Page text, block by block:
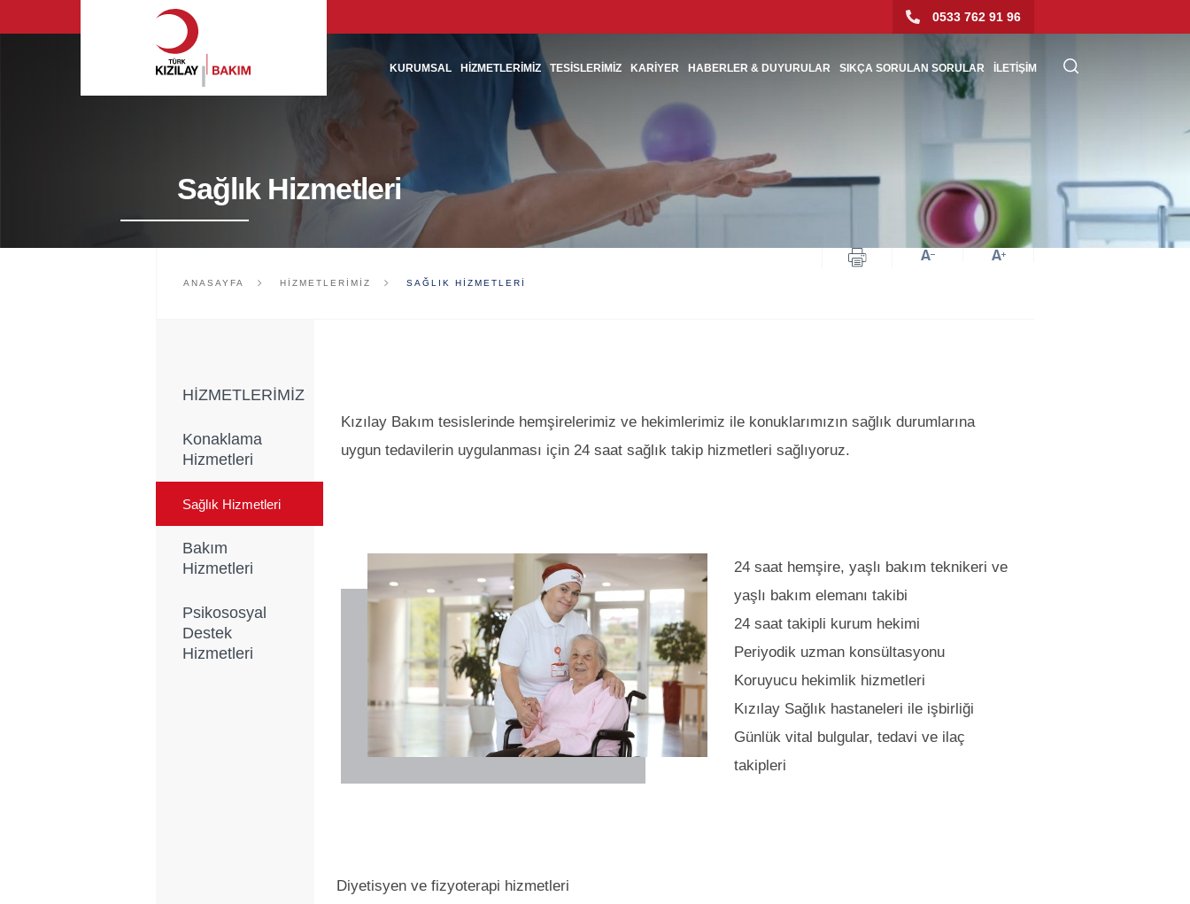
0533 762 91 96
KURUMSAL HİZMETLERİMİZ TESİSLERİMİZ KARİYER HABERLER & DUYURULAR SIKÇA SORULAN SORULAR İLETİŞİM
Sağlık Hizmetleri
ANASAYFA HIZMETLERIMIZ SAĞLIK HIZMETLERI
HİZMETLERİMİZ
Konaklama
Hizmetleri
Sağlık Hizmetleri
Bakım
Hizmetleri
Psikososyal
Destek
Hizmetleri
Kızılay Bakım tesislerinde hemşirelerimiz ve hekimlerimiz ile konuklarımızın sağlık durumlarına
uygun tedavilerin uygulanması için 24 saat sağlık takip hizmetleri sağlıyoruz.
24 saat hemşire, yaşlı bakım teknikeri ve
yaşlı bakım elemanı takibi
24 saat takipli kurum hekimi
Periyodik uzman konsültasyonu
Koruyucu hekimlik hizmetleri
Kızılay Sağlık hastaneleri ile işbirliği
Günlük vital bulgular, tedavi ve ilaç
takipleri
Diyetisyen ve fizyoterapi hizmetleri